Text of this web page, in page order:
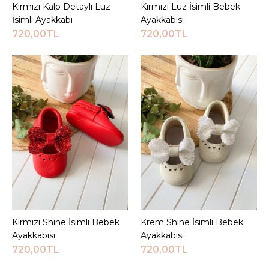
ALIŞVERIŞ LISTESINE EKLE
JEEYMI BABY
İsimli Bebek Ayakkabısı
720,00TL
Sepete Ekle
KARŞILAŞTIRMA LISTESINE EKLE
ALIŞVERIŞ LISTESINE EKLE
JEEYMI BABY
Gümüş Shine İsimli
Bebek Ayakkabısı
Sepete Ekle
Kırmızı Kalp Detaylı Luz
İsimli Ayakkabı
720,00TL
Sepete Ekle
Kırmızı Luz İsimli Bebek
Ayakkabısı
720,00TL
Sepete Ekle
Kırmızı Shine İsimli Bebek
Ayakkabısı
720,00TL
Sepete Ekle
Krem Shine İsimli Bebek
Ayakkabısı
720,00TL